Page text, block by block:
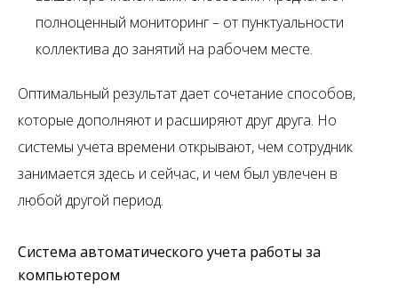
полноценный мониторинг – от пунктуальности
коллектива до занятий на рабочем месте.
Оптимальный результат дает сочетание способов,
которые дополняют и расширяют друг друга. Но
системы учета времени открывают, чем сотрудник
занимается здесь и сейчас, и чем был увлечен в
любой другой период.
Система автоматического учета работы за
компьютером